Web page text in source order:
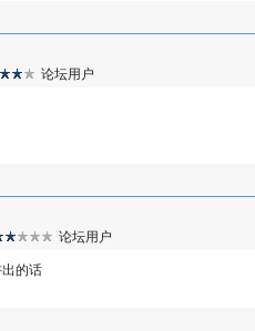
论坛用户
论坛用户
的话